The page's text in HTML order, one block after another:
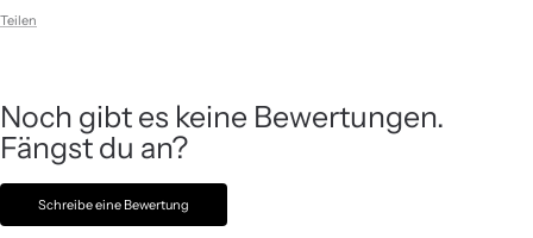
Teilen
Noch gibt es keine Bewertungen.
Fängst du an?
Schreibe eine Bewertung